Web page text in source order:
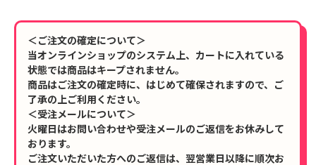
＜ご注文の確定について＞
当オンラインショップのシステム上、カートに入れている
状態では商品はキープされません。
商品はご注文の確定時に、はじめて確保されますので、ご
了承の上ご利用ください。
＜受注メールについて＞
火曜日はお問い合わせや受注メールのご返信をお休みして
おります。
ご注文いただいた方へのご返信は、翌営業日以降に順次お